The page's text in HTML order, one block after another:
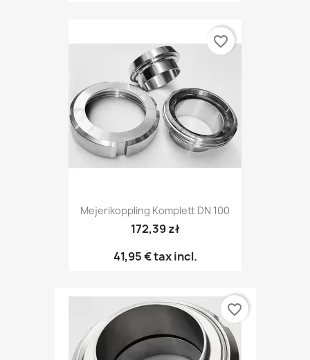
Mejerikoppling Komplett DN 100
172,39 zł
41,95 €tax incl.
favorite_border
favorite_border